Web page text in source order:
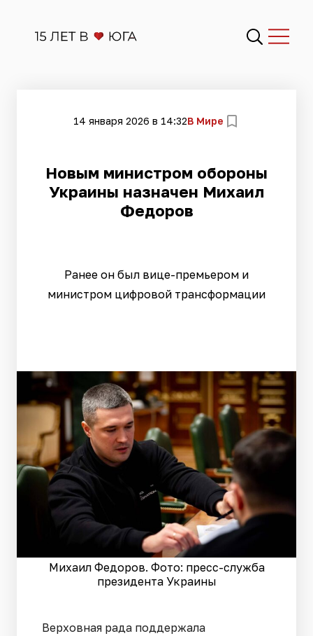
14 января 2026 в 14:32В Мире
Новым министром обороны
Украины назначен Михаил
Федоров
Ранее он был вице-премьером и
министром цифровой трансформации
Михаил Федоров. Фото: пресс-служба
президента Украины
Верховная рада поддержала